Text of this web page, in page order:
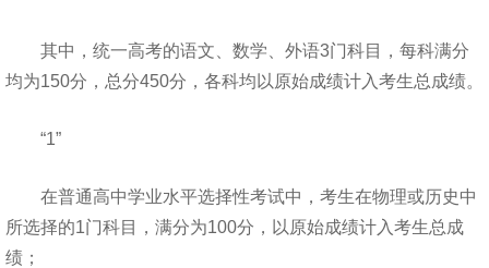
其中，统一高考的语文、数学、外语3门科目，每科满分
均为150分，总分450分，各科均以原始成绩计入考生总成绩。
“1”
在普通高中学业水平选择性考试中，考生在物理或历史中
所选择的1门科目，满分为100分，以原始成绩计入考生总成
绩；